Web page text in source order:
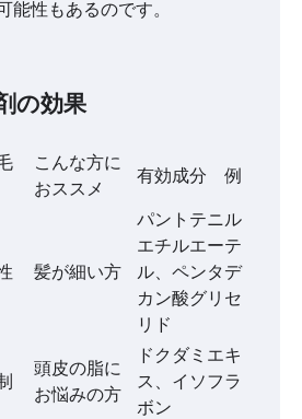
能性もあるのです。
の効果
こんな方に
おススメ
有効成分 例
髪が細い方
パントテニル
エチルエーテ
ル、ペンタデ
カン酸グリセ
リド
頭皮の脂に
お悩みの方
ドクダミエキ
ス、イソフラ
ボン